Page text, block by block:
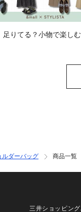
足りてる？小物で楽しむ
ルダーバッグ 商品一覧
三井ショッピン